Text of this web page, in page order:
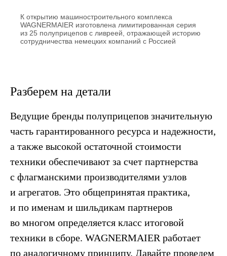
К открытию машиностроительного комплекса
WAGNERMAIER изготовлена лимитированная серия
из 25 полуприцепов с ливреей, отражающей историю
сотрудничества немецких компаний с Россией
Разберем на детали
Ведущие бренды полуприцепов значительную
часть гарантированного ресурса и надежности,
а также высокой остаточной стоимости
техники обеспечивают за счет партнерства
с флагманскими производителями узлов
и агрегатов. Это общепринятая практика,
и по именам и шильдикам партнеров
во многом определяется класс итоговой
техники в сборе. WAGNERMAIER работает
по аналогичному принципу. Давайте проведем